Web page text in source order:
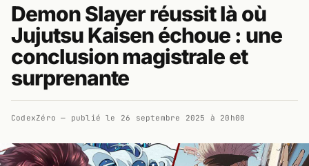
Demon Slayer réussit là où
Jujutsu Kaisen échoue : une
conclusion magistrale et
surprenante
CodexZéro — publié le 26 septembre 2025 à 20h00